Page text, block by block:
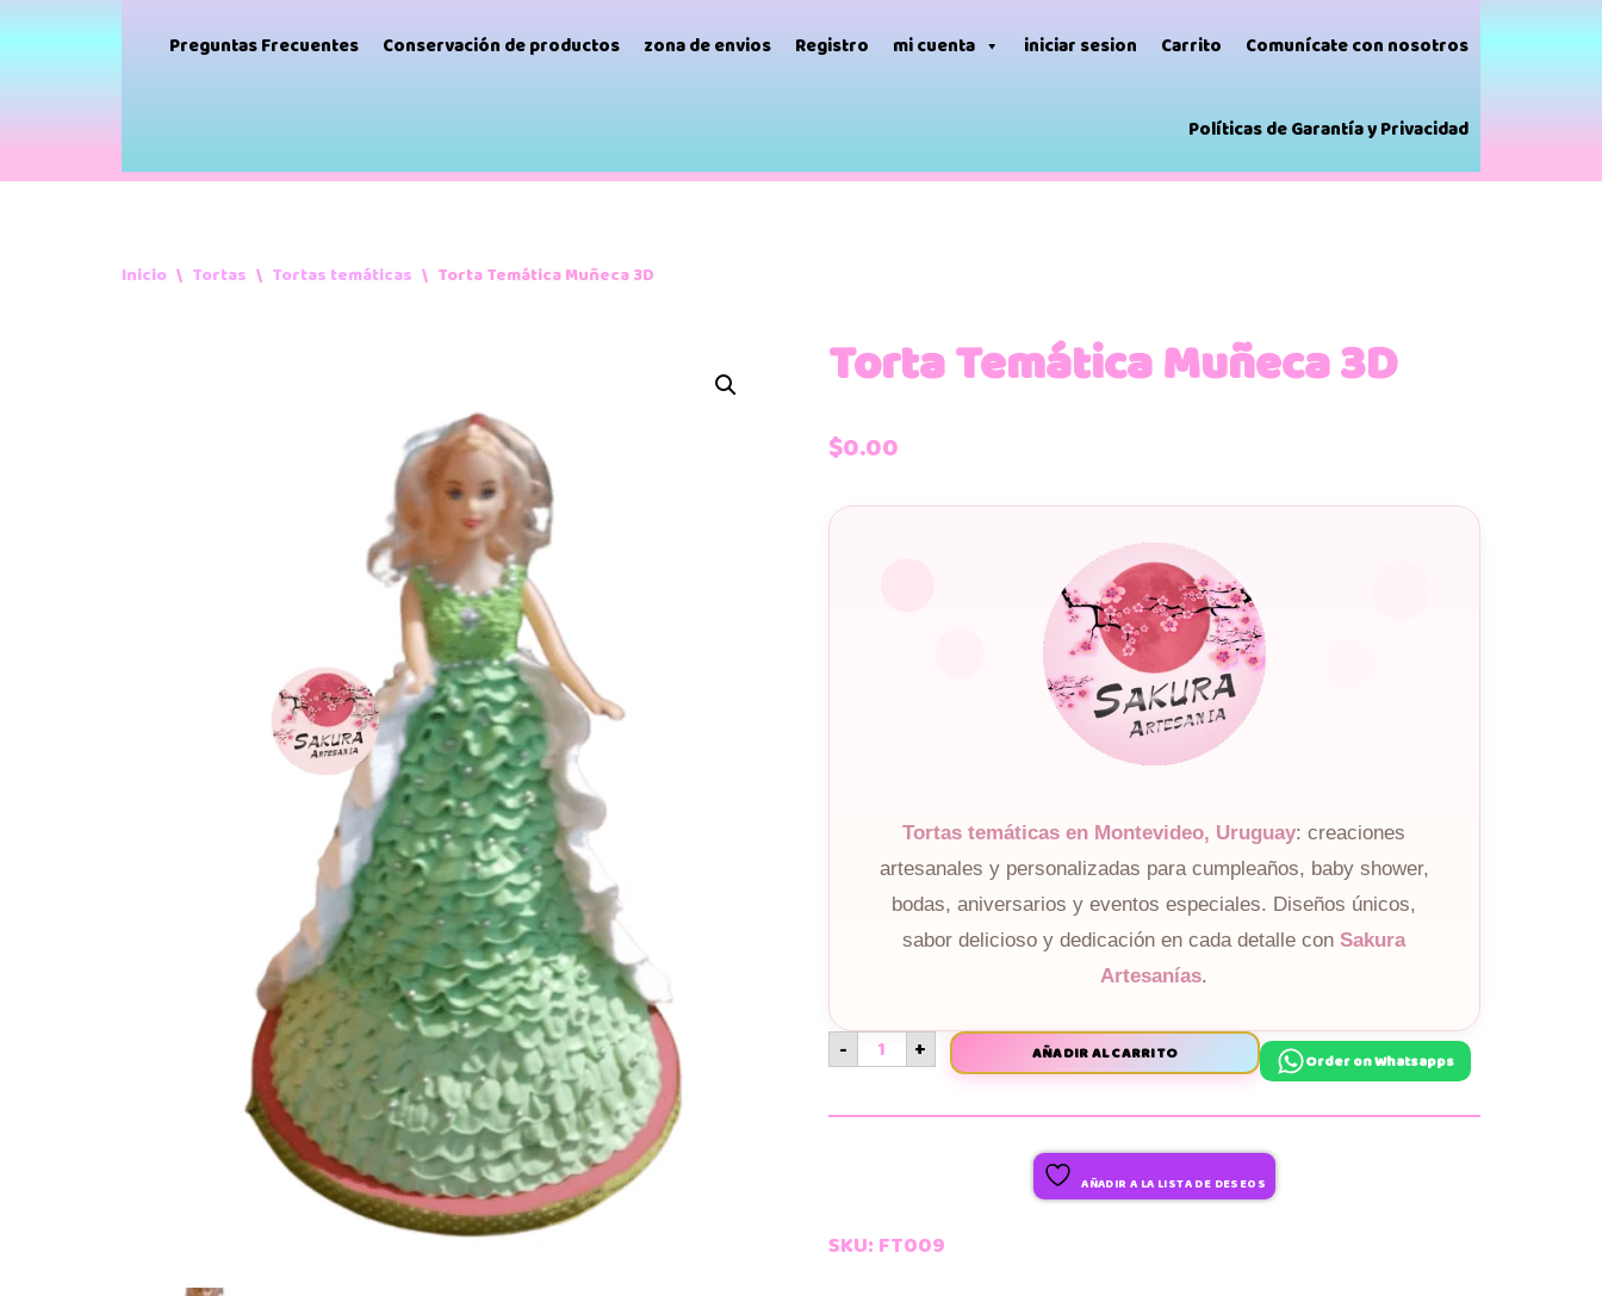
Preguntas Frecuentes Conservación de productos zona de envios Registro mi cuenta iniciar sesion Carrito Comunícate con nosotros
Políticas de Garantía y Privacidad
Inicio \ Tortas \ Tortas temáticas \ Torta Temática Muñeca 3D
Torta Temática Muñeca 3D
$0.00
Tortas temáticas en Montevideo, Uruguay: creaciones
artesanales y personalizadas para cumpleaños, baby shower,
bodas, aniversarios y eventos especiales. Diseños únicos,
sabor delicioso y dedicación en cada detalle conSakura
Artesanías.
- + AÑADIR AL CARRITO Order on Whatsapps
AÑADIR A LA LISTA DE DESEOS
SKU: FT009